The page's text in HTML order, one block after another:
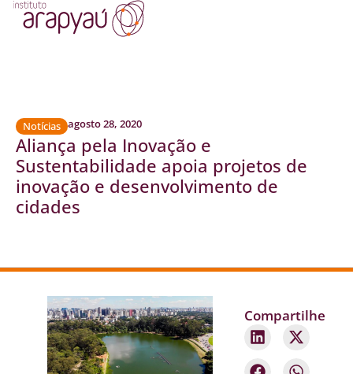
Notícias agosto 28, 2020
Aliança pela Inovação e
Sustentabilidade apoia projetos de
inovação e desenvolvimento de
cidades
Compartilhe